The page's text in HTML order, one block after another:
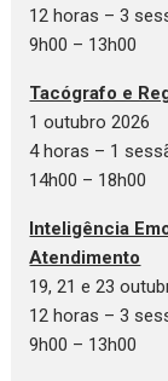
12 horas – 3
9h00 – 13h00
Tacógrafo e
1 outubro 2026
4 horas – 1
14h00 – 18h00
Inteligência
Atendimento
19, 21 e 23
12 horas – 3
9h00 – 13h00